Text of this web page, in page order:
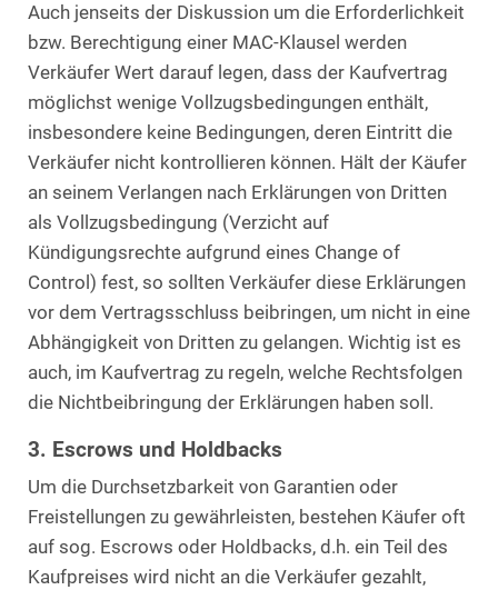
Auch jenseits der Diskussion um die Erforderlichkeit
bzw. Berechtigung einer MAC-Klausel werden
Verkäufer Wert darauf legen, dass der Kaufvertrag
möglichst wenige Vollzugsbedingungen enthält,
insbesondere keine Bedingungen, deren Eintritt die
Verkäufer nicht kontrollieren können. Hält der Käufer
an seinem Verlangen nach Erklärungen von Dritten
als Vollzugsbedingung (Verzicht auf
Kündigungsrechte aufgrund eines Change of
Control) fest, so sollten Verkäufer diese Erklärungen
vor dem Vertragsschluss beibringen, um nicht in eine
Abhängigkeit von Dritten zu gelangen. Wichtig ist es
auch, im Kaufvertrag zu regeln, welche Rechtsfolgen
die Nichtbeibringung der Erklärungen haben soll.
3. Escrows und Holdbacks
Um die Durchsetzbarkeit von Garantien oder
Freistellungen zu gewährleisten, bestehen Käufer oft
auf sog. Escrows oder Holdbacks, d.h. ein Teil des
Kaufpreises wird nicht an die Verkäufer gezahlt,